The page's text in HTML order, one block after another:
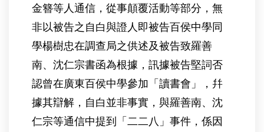
金簪等人通信，從事顛覆活動等部分，無
非以被告之自白與證人即被告百侯中學同
學楊樹忠在調查局之供述及被告致羅善
南、沈仁宗書函為根據，訊據被告堅詞否
認曾在廣東百侯中學參加「讀書會」，幷
據其辯解，自白並非事實，與羅善南、沈
仁宗等通信中提到「二二八」事件，係因